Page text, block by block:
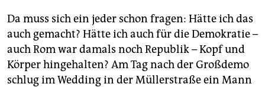
Da muss sich ein jeder schon fragen: Hätte ich das
auch gemacht? Hätte ich auch für die Demokratie –
auch Rom war damals noch Republik – Kopf und
Körper hingehalten? Am Tag nach der Großdemo
schlug im Wedding in der Müllerstraße ein Mann